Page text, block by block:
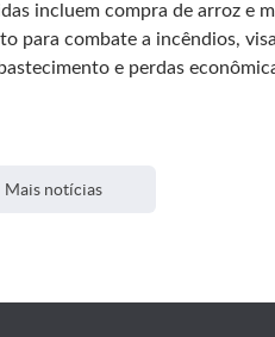
incluem compra de arroz e
para combate a incêndios,
e perdas
Mais notícias